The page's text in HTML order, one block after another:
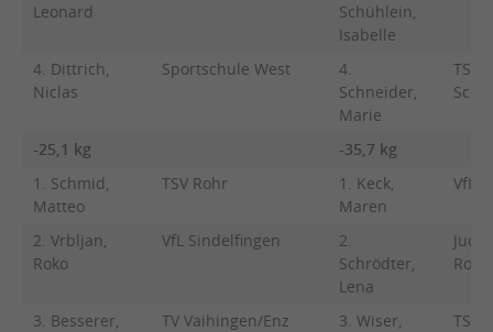
Leonard
Schühlein,
Isabelle
4. Dittrich,
Niclas
Sportschule West
4.
Schneider,
Marie
TSV
-25,1 kg
-35,7 kg
1. Schmid,
Matteo
TSV Rohr
1. Keck,
Maren
VfL
2. Vrbljan,
Roko
VfL Sindelfingen
2.
Schrödter,
Lena
3. Besserer, TV Vaihingen/Enz 3. Wiser, TSV